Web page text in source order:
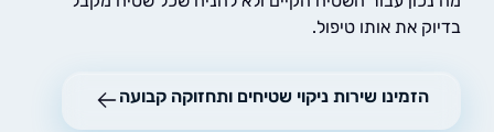
את אותו טיפול.
הזמינו שירות ניקוי שטיחים ותחזוקה קבועה